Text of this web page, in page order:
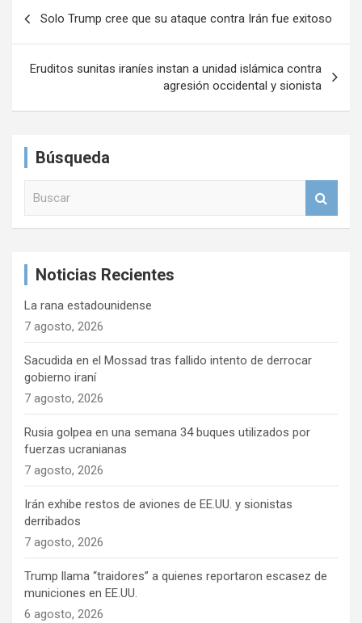
g
Solo Trump cree que su ataque contra Irán fue exitoso
Eruditos sunitas iraníes instan a unidad islámica contra
agresión occidental y sionista
Búsqueda
Noticias Recientes
La rana estadounidense
7 agosto, 2026
Sacudida en el Mossad tras fallido intento de derrocar
gobierno iraní
7 agosto, 2026
Rusia golpea en una semana 34 buques utilizados por
fuerzas ucranianas
7 agosto, 2026
Irán exhibe restos de aviones de EE.UU. y sionistas
derribados
7 agosto, 2026
Trump llama “traidores” a quienes reportaron escasez de
municiones en EE.UU.
6 agosto, 2026